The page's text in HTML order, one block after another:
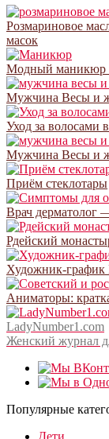
Розмариновое
масок
Модный маникюр
Мужчина Весы и
Уход за волосами
Мужчина Весы и
Приём стеклотары
Врач дерматолог
Рдейский
Художник-график
Аниматоры:
LadyNumber1.com
Женский журнал
Популярные
Дети